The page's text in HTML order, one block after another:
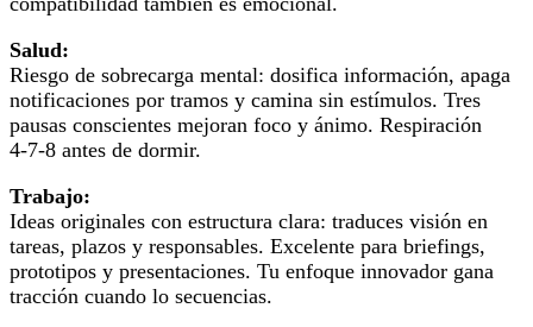
Salud:
Riesgo de sobrecarga mental: dosifica información, apaga
notificaciones por tramos y camina sin estímulos. Tres
pausas conscientes mejoran foco y ánimo. Respiración
4‑7‑8 antes de dormir.
Trabajo:
Ideas originales con estructura clara: traduces visión en
tareas, plazos y responsables. Excelente para briefings,
prototipos y presentaciones. Tu enfoque innovador gana
tracción cuando lo secuencias.